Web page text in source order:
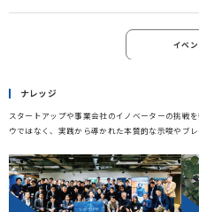
イベ
ナレッジ
スタートアップや事業会社のイノベーターの挑戦
ウではなく、実践から導かれた本質的な示唆やブレ